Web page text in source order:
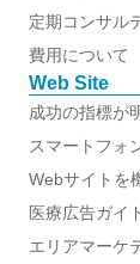
定期コンサル
費用について
Web Site
成功の指標が
スマートフォ
Webサイトを
医療広告ガイ
エリアマーケ